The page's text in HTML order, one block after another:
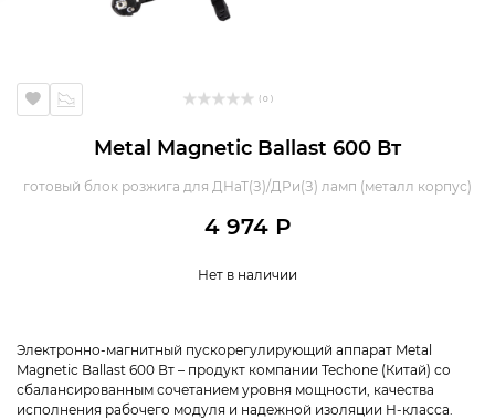
( 0 )
Metal Magnetic Ballast 600 Вт
готовый блок розжига для ДНаТ(З)/ДРи(З) ламп (металл корпус)
4 974 Р
Нет в наличии
Электронно-магнитный пускорегулирующий аппарат Metal
Magnetic Ballast 600 Вт – продукт компании Techone (Китай) со
сбалансированным сочетанием уровня мощности, качества
исполнения рабочего модуля и надежной изоляции H-класса.